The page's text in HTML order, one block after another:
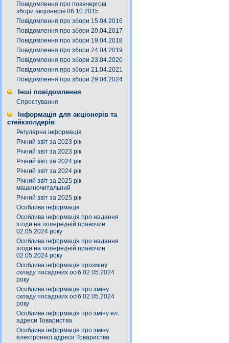
Повідомлення про позачергові
збори акціонерів 06.10.2015
Повідомлення про збори 15.04.2016
Повідомлення про збори 20.04.2017
Повідомлення про збори 19.04.2018
Повідомлення про збори 24.04.2019
Повідомлення про збори 23.04.2020
Повідомлення про збори 21.04.2021
Повідомлення про збори 29.04.2024
Інші повідомлення
Спростування
Інформація для акціонерів та
стейкхолдерів
Регулярна інформація
Річний звіт за 2023 рік
Річний звіт за 2023 рік
Річний звіт за 2024 рік
Річний звіт за 2024 рік
Річний звіт за 2025 рік
машиночитальний
Річний звіт за 2025 рік
Особлива інформація
Особлива інформація про надання
згоди на попередній правочин
02.05.2024 року
Особлива інформація про надання
згоди на попередній правочин
02.05.2024 року
Особлива інформація прозміну
складу посадових осіб 02.05.2024
року
Особлива інформація про зміну
складу посадових осіб 02.05.2024
року
Особлива інформація про зміну ел.
адреси Товариства
Особлива інформація про зміну
електронної адреси Товариства